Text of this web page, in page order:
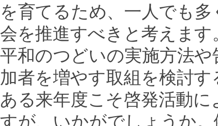
を育てるため、一人でも
会を推進すべきと考えま
平和のつどいの実施方法
加者を増やす取組を検討
ある来年度こそ啓発活動
すが、いかがでしょうか